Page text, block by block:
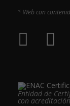
* Web con
Entidad de
con